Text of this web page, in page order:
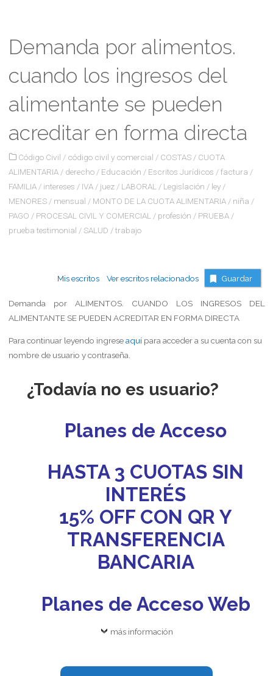
Demanda por alimentos.
cuando los ingresos del
alimentante se pueden
acreditar en forma directa
Código Civil / código civil y comercial / COSTAS / CUOTA
ALIMENTARIA / derecho / Educación / Escritos Jurídicos / factura /
FAMILIA / intereses / IVA / juez / LABORAL / Legislación / ley /
MENORES / mensual / MONTO DE LA CUOTA ALIMENTARIA / niña /
PAGO / PROCESAL CIVIL Y COMERCIAL / profesión / PRUEBA /
prueba testimonial / SALUD / trabajo
Mis escritos Ver escritos relacionados Guardar
Demanda por ALIMENTOS. CUANDO LOS INGRESOS DEL
ALIMENTANTE SE PUEDEN ACREDITAR EN FORMA DIRECTA
Para continuar leyendo ingreseaquípara acceder a su cuenta con su
nombre de usuario y contraseña.
¿Todavía no es usuario?
Planes de Acceso
HASTA 3 CUOTAS SIN
INTERÉS
15% OFF CON QR Y
TRANSFERENCIA
BANCARIA
Planes de Acceso Web
más información